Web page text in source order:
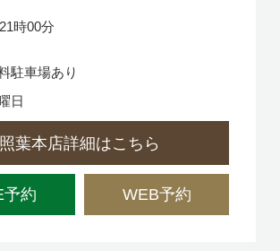
時00分
駐車場あり
日
照葉本店詳細はこちら
予約 WEB予約